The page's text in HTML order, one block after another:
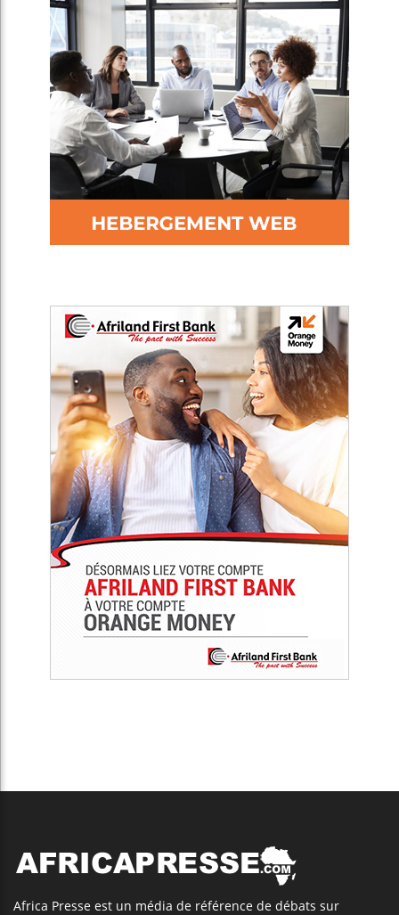
Africa Presse est un média de référence de débats sur